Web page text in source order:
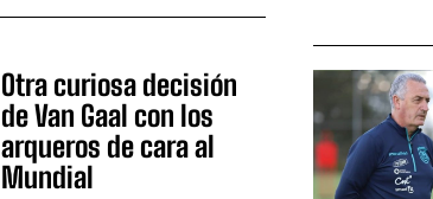
Otra curiosa decisión
de Van Gaal con los
arqueros de cara al
Mundial